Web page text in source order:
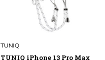
TUNIQ
TUNIQ iPhone 13 Pro Max